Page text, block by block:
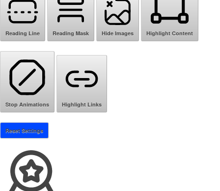
Reading Line Reading Mask Hide Images Highlight Content
Stop Animations Highlight Links
Reset Settings